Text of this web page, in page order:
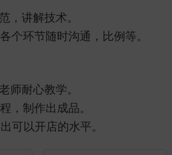
，讲解技术。
个环节随时沟通，比例等。
师耐心教学。
，制作出成品。
可以开店的水平。